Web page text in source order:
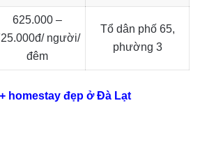
625.000 –
người/
đêm
Tổ dân phố 65,
phường 3
homestay đẹp ở Đà Lạt